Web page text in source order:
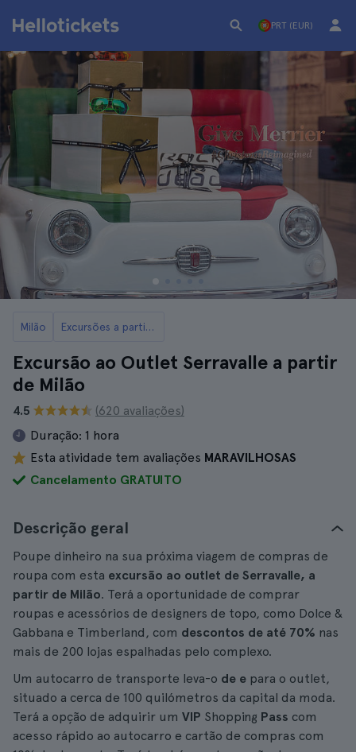
PRT (EUR)
Milão Excursões a partir de Milão
Excursão ao Outlet Serravalle a partir
de Milão
4.5
(620 avaliações)
Duração: 1 hora
Esta atividade tem avaliações MARAVILHOSAS
Cancelamento GRATUITO
Descrição geral
Poupe dinheiro na sua próxima viagem de compras de
roupa com esta excursão ao outlet de Serravalle, a
partir de Milão. Terá a oportunidade de comprar
roupas e acessórios de designers de topo, como Dolce &
Gabbana e Timberland, com descontos de até 70% nas
mais de 200 lojas espalhadas pelo complexo.
Um autocarro de transporte leva-o de e para o outlet,
situado a cerca de 100 quilómetros da capital da moda.
Terá a opção de adquirir um VIP Shopping Pass com
acesso rápido ao autocarro e cartão de compras com